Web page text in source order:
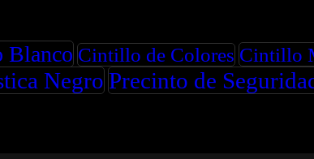
Cintillo de Colores Cintillo
Negro Precinto de